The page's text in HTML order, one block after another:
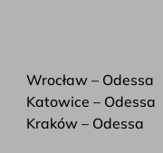
Wrocław – Odessa
Katowice – Odessa
Kraków – Odessa